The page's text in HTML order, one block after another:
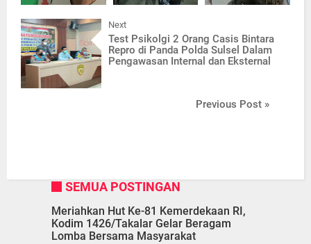
Next
Test Psikolgi 2 Orang Casis Bintara
Repro di Panda Polda Sulsel Dalam
Pengawasan Internal dan Eksternal
Previous Post »
SEMUA POSTINGAN
Meriahkan Hut Ke-81 Kemerdekaan RI,
Kodim 1426/Takalar Gelar Beragam
Lomba Bersama Masyarakat